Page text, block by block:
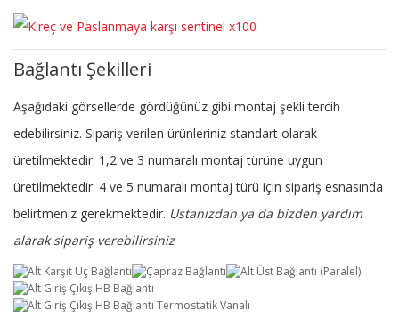
Bağlantı Şekilleri
Aşağıdaki görsellerde gördüğünüz gibi montaj şekli tercih
edebilirsiniz. Sipariş verilen ürünleriniz standart olarak
üretilmektedir. 1,2 ve 3 numaralı montaj türüne uygun
üretilmektedir. 4 ve 5 numaralı montaj türü için sipariş esnasında
belirtmeniz gerekmektedir. Ustanızdan ya da bizden yardım
alarak sipariş verebilirsiniz